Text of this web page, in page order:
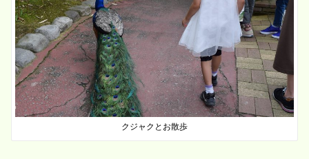
クジャクとお散歩